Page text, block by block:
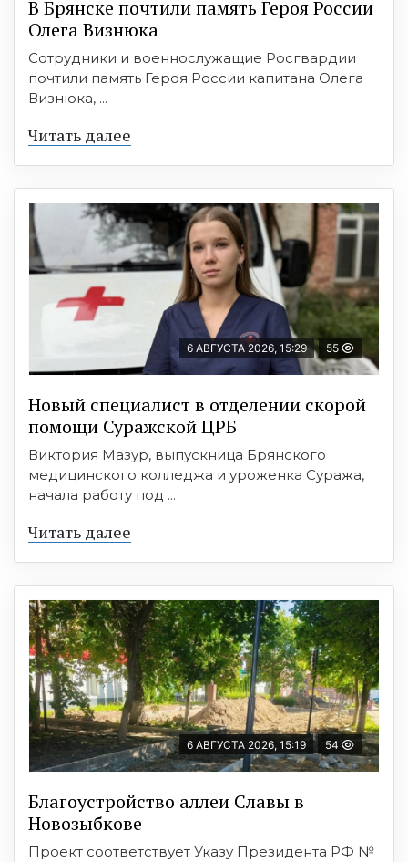
В Брянске почтили память Героя России
Олега Визнюка
Сотрудники и военнослужащие Росгвардии
почтили память Героя России капитана Олега
Визнюка, ...
Читать далее
6 АВГУСТА 2026, 15:29 55
Новый специалист в отделении скорой
помощи Суражской ЦРБ
Виктория Мазур, выпускница Брянского
медицинского колледжа и уроженка Суража,
начала работу под ...
Читать далее
6 АВГУСТА 2026, 15:19 54
Благоустройство аллеи Славы в
Новозыбкове
Проект соответствует Указу Президента РФ №